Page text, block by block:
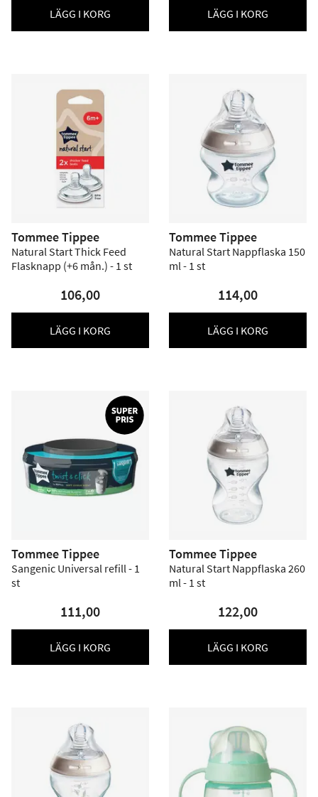
LÄGG I KORG LÄGG I KORG
Tommee Tippee
Natural Start Thick Feed
Flasknapp (+6 mån.) - 1 st
106,00
LÄGG I KORG
Tommee Tippee
Natural Start Nappflaska 150
ml - 1 st
114,00
LÄGG I KORG
Tommee Tippee
Sangenic Universal refill - 1
st
111,00
LÄGG I KORG
Tommee Tippee
Natural Start Nappflaska 260
ml - 1 st
122,00
LÄGG I KORG